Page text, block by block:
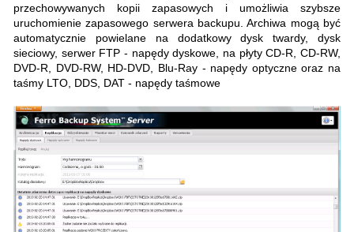
przechowywanych kopii zapasowych i umożliwia szybsze
uruchomienie zapasowego serwera backupu. Archiwa mogą być
automatycznie powielane na dodatkowy dysk twardy, dysk
sieciowy, serwer FTP - napędy dyskowe, na płyty CD-R, CD-RW,
DVD-R, DVD-RW, HD-DVD, Blu-Ray - napędy optyczne oraz na
taśmy LTO, DDS, DAT - napędy taśmowe